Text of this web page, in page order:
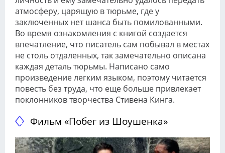
атмосферу, царящую в тюрьме, где у
заключенных нет шанса быть помилованными.
Во время ознакомления с книгой создается
впечатление, что писатель сам побывал в местах
не столь отдаленных, так замечательно описана
каждая деталь тюрьмы. Написано само
произведение легким языком, поэтому читается
повесть без труда, что еще больше привлекает
поклонников творчества Стивена Кинга.
Фильм «Побег из Шоушенка»